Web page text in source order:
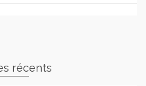
récents